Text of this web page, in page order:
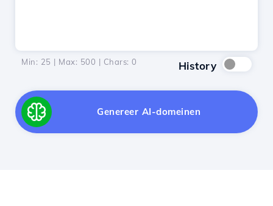
Min: 25 | Max: 500 | Chars: 0 History
Genereer AI-domeinen